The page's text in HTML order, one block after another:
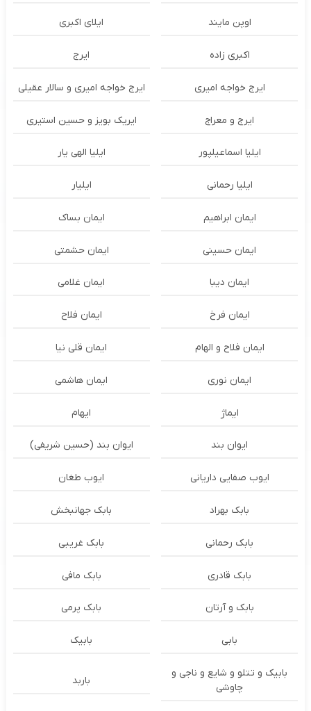
اوپن مایند ايلاى اكبرى
اکبری زاده ایرج
ایرج خواجه امیری ایرج خواجه امیری و سالار عقیلی
ایرج و معراج ایریک بویز و حسین استیری
ایلیا اسماعیلپور ایلیا الهی یار
ایلیا رحمانی ایلیار
ایمان ابراهیم ایمان بساک
ایمان حسینی ایمان حشمتی
ایمان دیبا ایمان غلامی
ایمان فرخ ایمان فلاح
ایمان فلاح و الهام ایمان قلی نیا
ایمان نوری ایمان هاشمی
ایماژ ایهام
ایوان بند ایوان بند (حسین شریفی)
ایوب صفایی داریانی ایوب طغان
بابک بهراد بابک جهانبخش
بابک رحمانی بابک غریبی
بابک قادری بابک مافی
بابک و آرتان بابک پرمی
بابی بابیک
بابیک و تتلو و شایع و ناجی و
چاوشی
باربد